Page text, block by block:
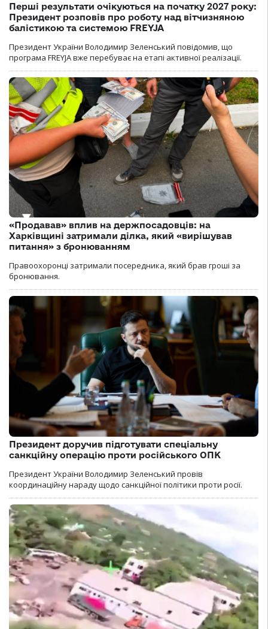
Перші результати очікуються на початку 2027 року:
Президент розповів про роботу над вітчизняною
балістикою та системою FREYJA
Президент України Володимир Зеленський повідомив, що
програма FREYJA вже перебуває на етапі активної реалізації.
«Продавав» вплив на держпосадовців: на
Харківщині затримали ділка, який «вирішував
питання» з бронюванням
Правоохоронці затримали посередника, який брав гроші за
бронювання.
Президент доручив підготувати спеціальну
санкційну операцію проти російського ОПК
Президент України Володимир Зеленський провів
координаційну нараду щодо санкційної політики проти росії.